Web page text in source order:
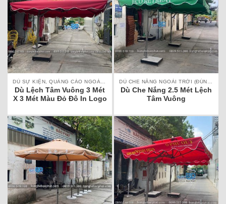
Dù Lệch Tâm Vuông 3 Mét
X 3 Mét Màu Đỏ Đô In Logo
Dù Che Nắng 2.5 Mét Lệch
Tâm Vuông